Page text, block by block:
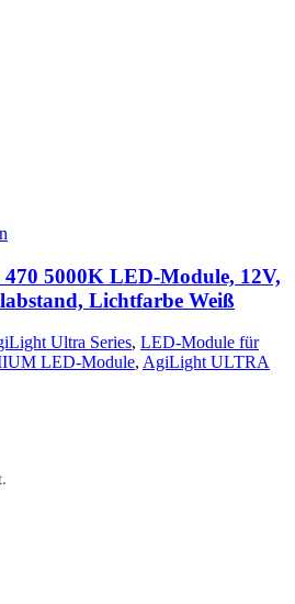
5000K LED-Module, 12V,
Lichtfarbe Weiß
Ultra Series, LED-Module für
LED-Module, AgiLight ULTRA